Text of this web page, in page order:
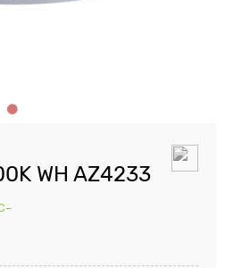
WH AZ4233